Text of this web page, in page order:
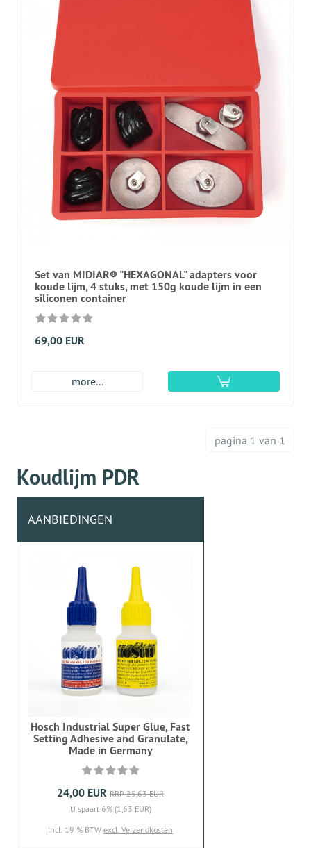
Set van MIDIAR® "HEXAGONAL" adapters voor
koude lijm, 4 stuks, met 150g koude lijm in een
siliconen container
69,00 EUR
more...
pagina 1 van 1
Koudlijm PDR
AANBIEDINGEN
Hosch Industrial Super Glue, Fast
Setting Adhesive and Granulate,
Made in Germany
24,00 EUR RRP 25,63 EUR
U spaart 6% (1,63 EUR)
incl. 19 % BTW excl. Verzendkosten